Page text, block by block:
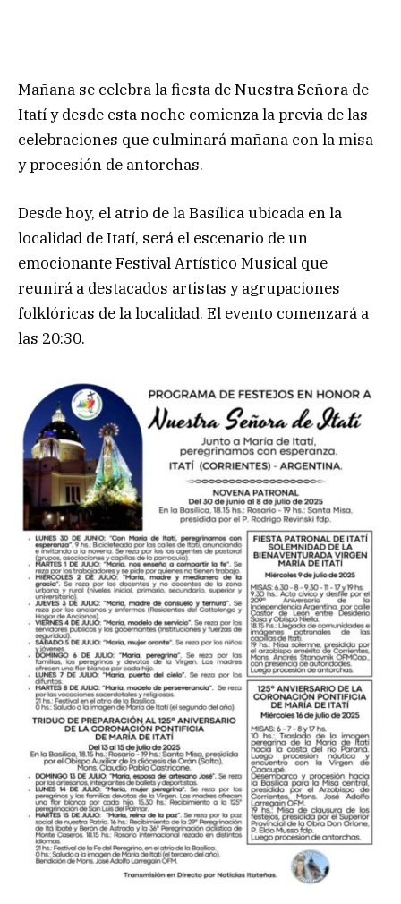
Mañana se celebra la fiesta de Nuestra Señora de
Itatí y desde esta noche comienza la previa de las
celebraciones que culminará mañana con la misa
y procesión de antorchas.
Desde hoy, el atrio de la Basílica ubicada en la
localidad de Itatí, será el escenario de un
emocionante Festival Artístico Musical que
reunirá a destacados artistas y agrupaciones
folklóricas de la localidad. El evento comenzará a
las 20:30.